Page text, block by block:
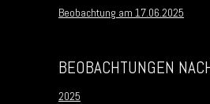
Beobachtung am 17.06.2025
BEOBACHTUNGEN
2025